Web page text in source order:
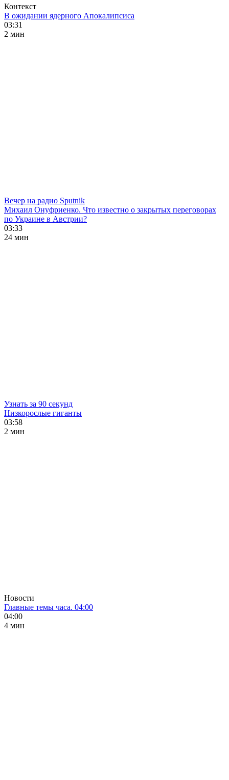
Контекст
В ожидании ядерного Апокалипсиса
03:31
2 мин
Вечер на радио Sputnik
Михаил Онуфриенко. Что известно о закрытых переговорах
по Украине в Австрии?
03:33
24 мин
Узнать за 90 секунд
Низкорослые гиганты
03:58
2 мин
Новости
Главные темы часа. 04:00
04:00
4 мин